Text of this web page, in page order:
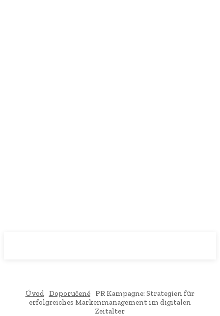
Úvod Doporučené
PR Kampagne: Strategien für
erfolgreiches Markenmanagement im digitalen
Zeitalter